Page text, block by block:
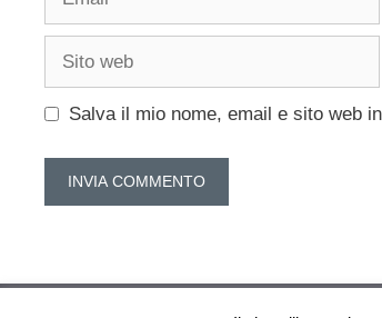
Sito
Salva il mio nome, email e sito web